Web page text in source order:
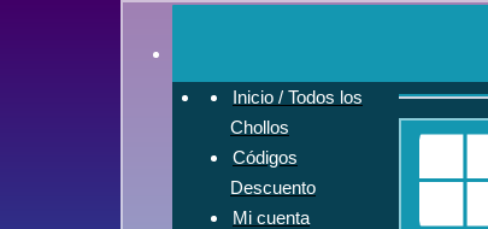
Inicio / Todos los
Chollos
Códigos
Descuento
Mi cuenta